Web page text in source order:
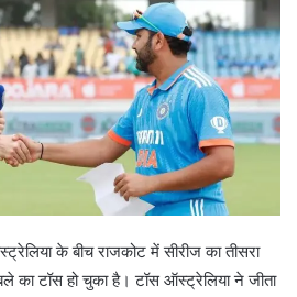
के बीच राजकोट में सीरीज का तीसरा
का टॉस हो चुका है। टॉस ऑस्ट्रेलिया ने जीता